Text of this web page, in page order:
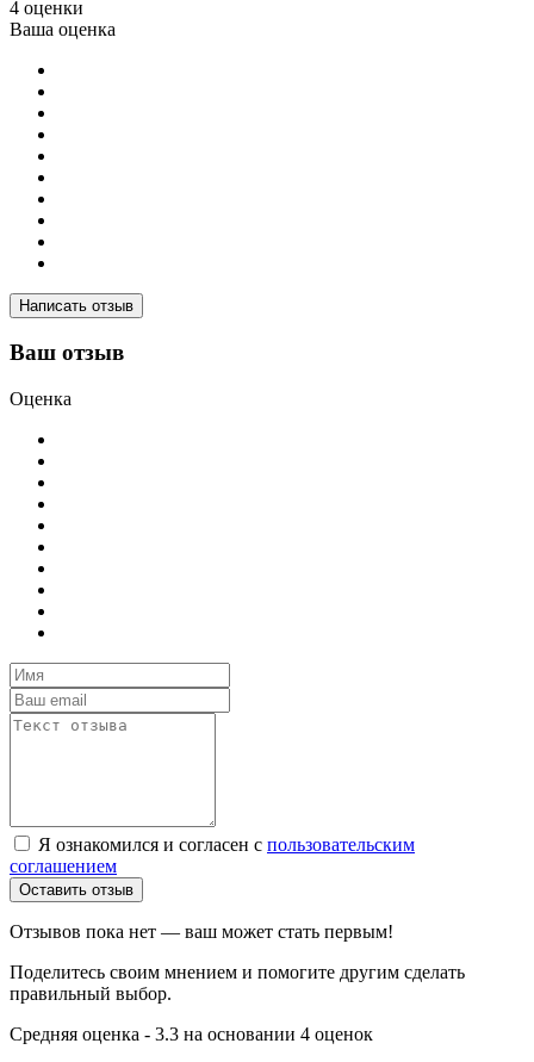
4 оценки
Ваша оценка
Написать отзыв
Ваш отзыв
Оценка
Я ознакомился и согласен с пользовательским
соглашением
Оставить отзыв
Отзывов пока нет — ваш может стать первым!
Поделитесь своим мнением и помогите другим сделать
правильный выбор.
Средняя оценка - 3.3 на основании 4 оценок